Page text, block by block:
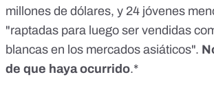
millones de dólares, y 24 jóvenes
"raptadas para luego ser vendidas
blancas en los mercados asiáticos".
de que haya ocurrido.*